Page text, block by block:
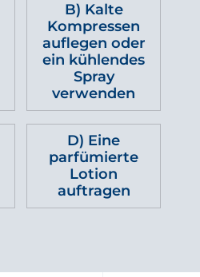
B) Kalte
Kompressen
auflegen oder
ein kühlendes
Spray
verwenden
D) Eine
parfümierte
Lotion
auftragen